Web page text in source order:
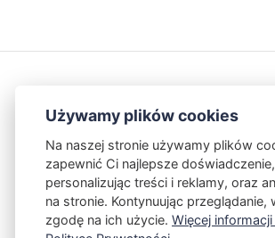
Kontakt Polityka
Używamy plików cookies
Na naszej stronie używamy plików
zapewnić Ci najlepsze doświadczenie,
personalizując treści i reklamy, oraz
na stronie. Kontynuując przeglądanie,
zgodę na ich użycie. Więcej